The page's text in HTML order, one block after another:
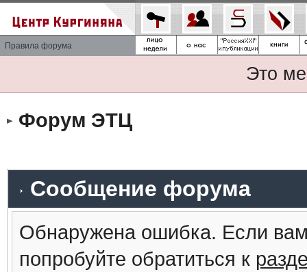
Правила форума
Это
Форум ЭТЦ
Сообщение форума
Обнаружена ошибка. Если
попробуйте обратиться к